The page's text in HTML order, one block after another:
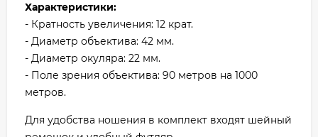
Характеристики:
- Кратность увеличения: 12 крат.
- Диаметр объектива: 42 мм.
- Диаметр окуляра: 22 мм.
- Поле зрения объектива: 90 метров на 1000
метров.
Для удобства ношения в комплект входят шейный